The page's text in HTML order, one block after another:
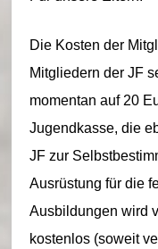
ei
m
–
L
ö
s
c
Die Kosten der
Mitgliedern der JF
momentan auf 20
Jugendkasse, die
JF zur
Ausrüstung für die
Ausbildungen wird
kostenlos (soweit